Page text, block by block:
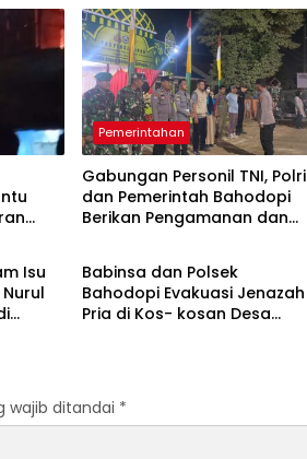
Pemerintahan
Gabungan Personil TNI, Polri
dan Pemerintah Bahodopi
Berikan Pengamanan dan
Isu
TNI / Polri
Babinsa dan Polsek
Bahodopi Evakuasi Jenazah
Pria di Kos- kosan Desa
wajib ditandai *